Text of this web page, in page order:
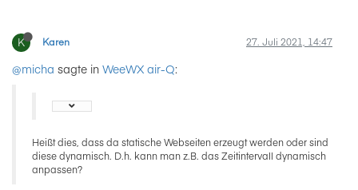
K Karen 27. Juli 2021, 14:47
@micha sagte in WeeWX air-Q:
Heißt dies, dass da statische Webseiten erzeugt werden oder sind
diese dynamisch. D.h. kann man z.B. das Zeitintervall dynamisch
anpassen?